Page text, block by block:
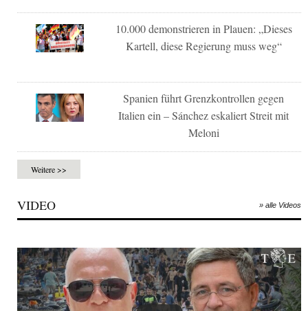
10.000 demonstrieren in Plauen: „Dieses
Kartell, diese Regierung muss weg“
Spanien führt Grenzkontrollen gegen
Italien ein – Sánchez eskaliert Streit mit
Meloni
Weitere >>
VIDEO » alle Videos